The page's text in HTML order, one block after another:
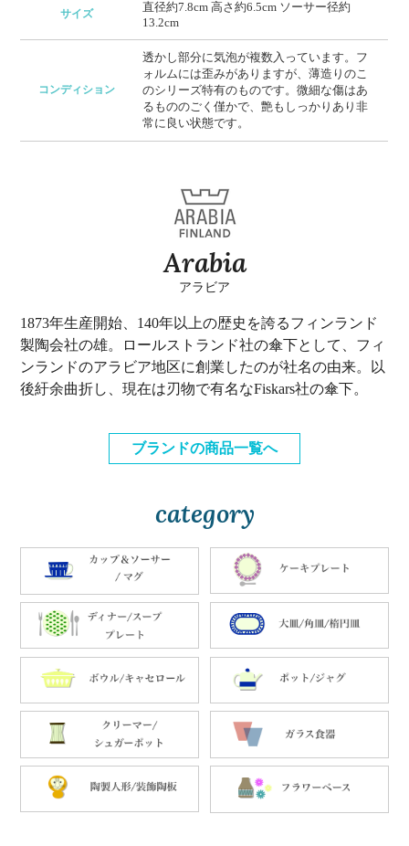
サイズ
直径約7.8cm 高さ約6.5cm ソーサー径約
13.2cm
コンディション
透かし部分に気泡が複数入っています。フ
ォルムには歪みがありますが、薄造りのこ
のシリーズ特有のものです。微細な傷はあ
るもののごく僅かで、艶もしっかりあり非
常に良い状態です。
Arabia
アラビア
1873年生産開始、140年以上の歴史を誇るフィンランド
製陶会社の雄。ロールストランド社の傘下として、フィ
ンランドのアラビア地区に創業したのが社名の由来。以
後紆余曲折し、現在は刃物で有名なFiskars社の傘下。
ブランドの商品一覧へ
category